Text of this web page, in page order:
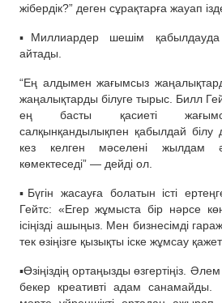
жібердік?” деген сұрақтарға жауап
▪️Миллиардер шешім
айтады.
“Ең алдымен жағымсыз
жаңалықтарды білуге тырыс. Билл
ең басты қасиеті
салқынқандылықпен қабылдай білу
кез келген мәселені жылдам
көмектеседі” — дейді ол.
▪️Бүгін жасауға болатын істі
Гейтс: «Егер жұмыста бір нәрсе
ісіңізді ашыңыз. Мен бизнесімді
тек өзіңізге қызықты іске жұмсау
▪️Өзіңіздің ортаңызды өзгертіңіз.
бекер креативті адам